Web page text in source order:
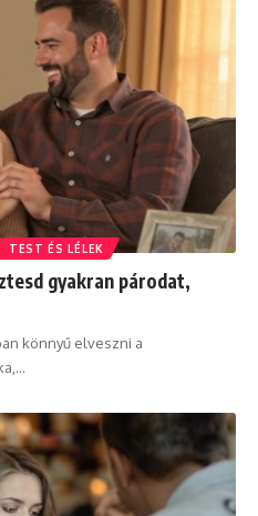
TEST ÉS LÉLEK
gyakran párodat,
könnyű elveszni a
…